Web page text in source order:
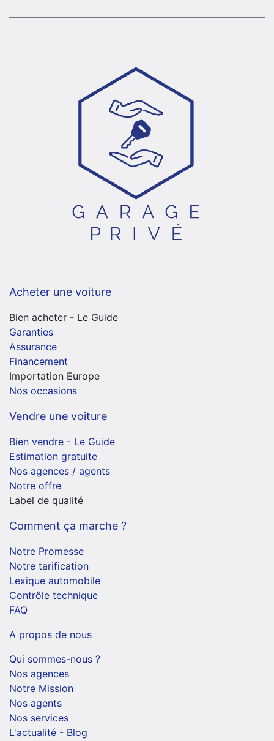
Acheter une voiture
Bien acheter - Le Guide
Garanties
Assurance
Financement
Importation Europe
Nos occasions
Vendre une voiture
Bien vendre - Le Guide
Estimation gratuite
Nos agences / agents
Notre offre
Label de qualité
Comment ça marche ?
Notre Promesse
Notre tarification
Lexique automobile
Contrôle technique
FAQ
A propos de nous
Qui sommes-nous ?
Nos agences
Notre Mission
Nos agents
Nos services
L'actualité - Blog